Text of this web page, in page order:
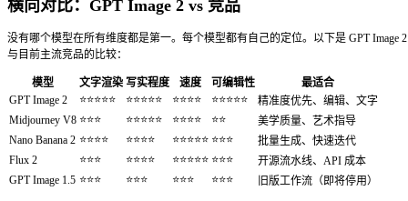
生成图像后，用自然语言继续精修：「去掉左侧的阴影」、
多，也是早期模型一直搞砸的地方。每条编辑指令结尾加上
变」，可以进一步强化这种行为。
3. 多参考图融合
上传两张或更多参考图，描述如何把它们组合在一起。适用